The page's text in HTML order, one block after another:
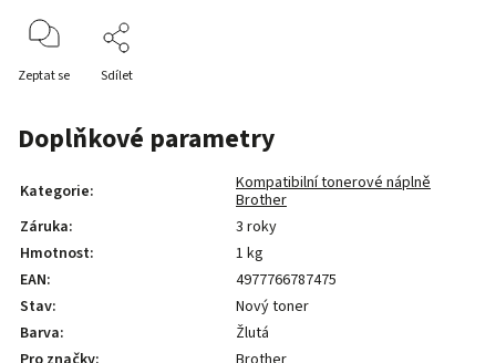
Zeptat se Sdílet
Doplňkové parametry
Kategorie:
Kompatibilní tonerové náplně
Brother
Záruka:
3 roky
Hmotnost:
1 kg
EAN:
4977766787475
Stav:
Nový toner
Barva:
Žlutá